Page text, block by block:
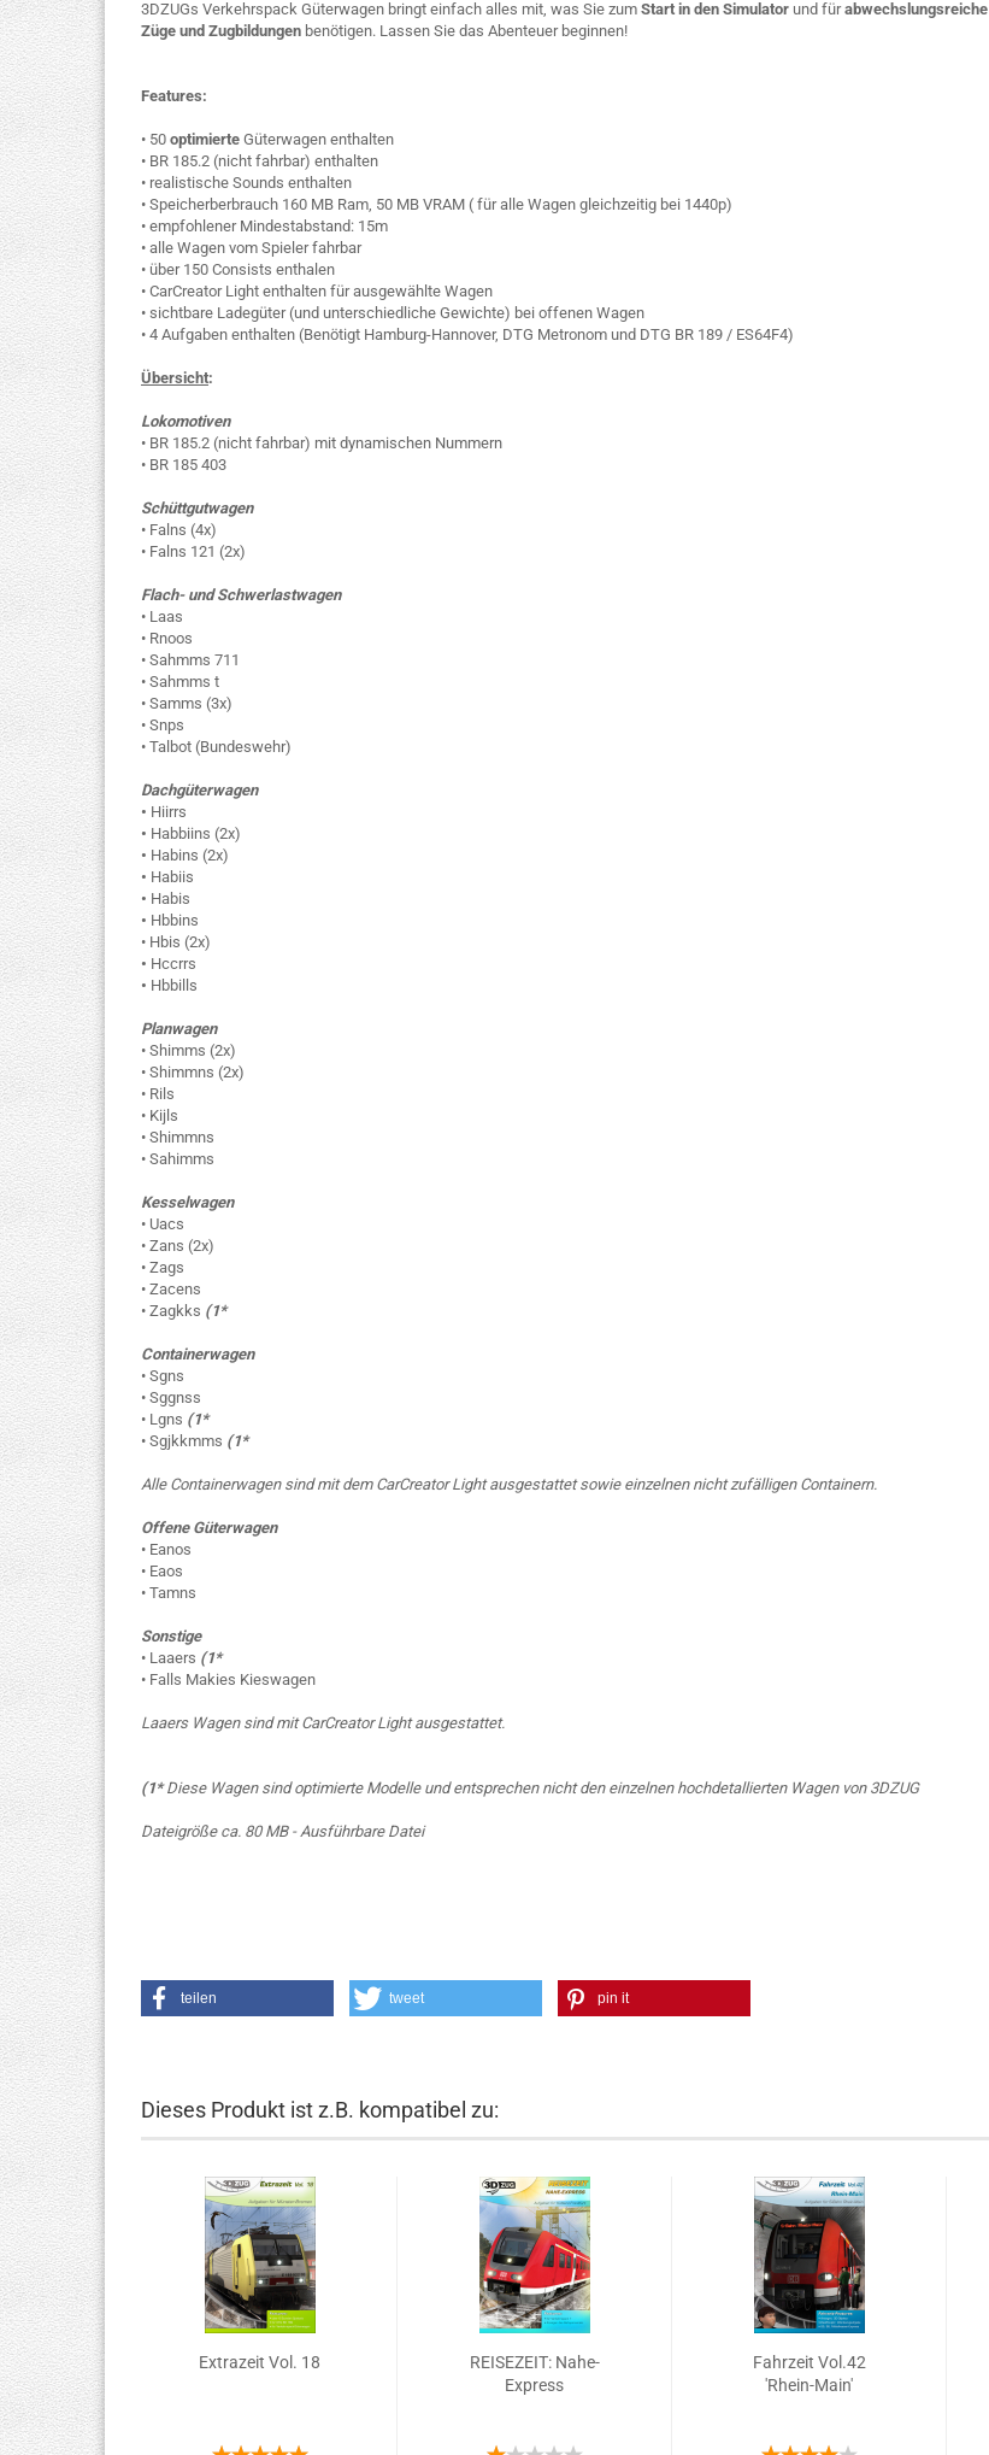
3DZUGs Verkehrspack Güterwagen bringt einfach alles mit, was Sie zum Start in den Simulator und fürabwechslungsreiche
Züge und Zugbildungen benötigen. Lassen Sie das Abenteuer beginnen!
Features:
• 50 optimierte Güterwagen enthalten
• BR 185.2 (nicht fahrbar) enthalten
• realistische Sounds enthalten
• Speicherberbrauch 160 MB Ram, 50 MB VRAM ( für alle Wagen gleichzeitig bei 1440p)
• empfohlener Mindestabstand: 15m
• alle Wagen vom Spieler fahrbar
• über 150 Consists enthalen
• CarCreator Light enthalten für ausgewählte Wagen
• sichtbare Ladegüter (und unterschiedliche Gewichte) bei offenen Wagen
• 4 Aufgaben enthalten (Benötigt Hamburg-Hannover, DTG Metronom und DTG BR 189 / ES64F4)
Übersicht:
Lokomotiven
• BR 185.2 (nicht fahrbar) mit dynamischen Nummern
• BR 185 403
Schüttgutwagen
• Falns (4x)
• Falns 121 (2x)
Flach- und Schwerlastwagen
• Laas
• Rnoos
• Sahmms 711
• Sahmms t
• Samms (3x)
• Snps
• Talbot (Bundeswehr)
Dachgüterwagen
• Hiirrs
• Habbiins (2x)
• Habins (2x)
• Habiis
• Habis
• Hbbins
• Hbis (2x)
• Hccrrs
• Hbbills
Planwagen
• Shimms (2x)
• Shimmns (2x)
• Rils
• Kijls
• Shimmns
• Sahimms
Kesselwagen
• Uacs
• Zans (2x)
• Zags
• Zacens
• Zagkks (1*
Containerwagen
• Sgns
• Sggnss
• Lgns (1*
• Sgjkkmms (1*
Alle Containerwagen sind mit dem CarCreator Light ausgestattet sowie einzelnen nicht zufälligen Containern.
Offene Güterwagen
• Eanos
• Eaos
• Tamns
Sonstige
• Laaers (1*
• Falls Makies Kieswagen
Laaers Wagen sind mit CarCreator Light ausgestattet.
(1*Diese Wagen sind optimierte Modelle und entsprechen nicht den einzelnen hochdetallierten Wagen von 3DZUG
Dateigröße ca. 80 MB - Ausführbare Datei
teilen tweet pin it
Dieses Produkt ist z.B. kompatibel zu:
Extrazeit Vol. 18
REISEZEIT: Nahe-
Express
Fahrzeit Vol.42
'Rhein-Main'